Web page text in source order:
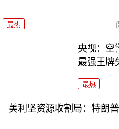
最热
央视：空
最强王牌
最热
美利坚资源收割局：特朗